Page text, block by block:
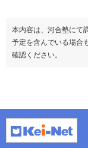
本内容は、河合塾にて
予定を含んでいる場合
確認ください。